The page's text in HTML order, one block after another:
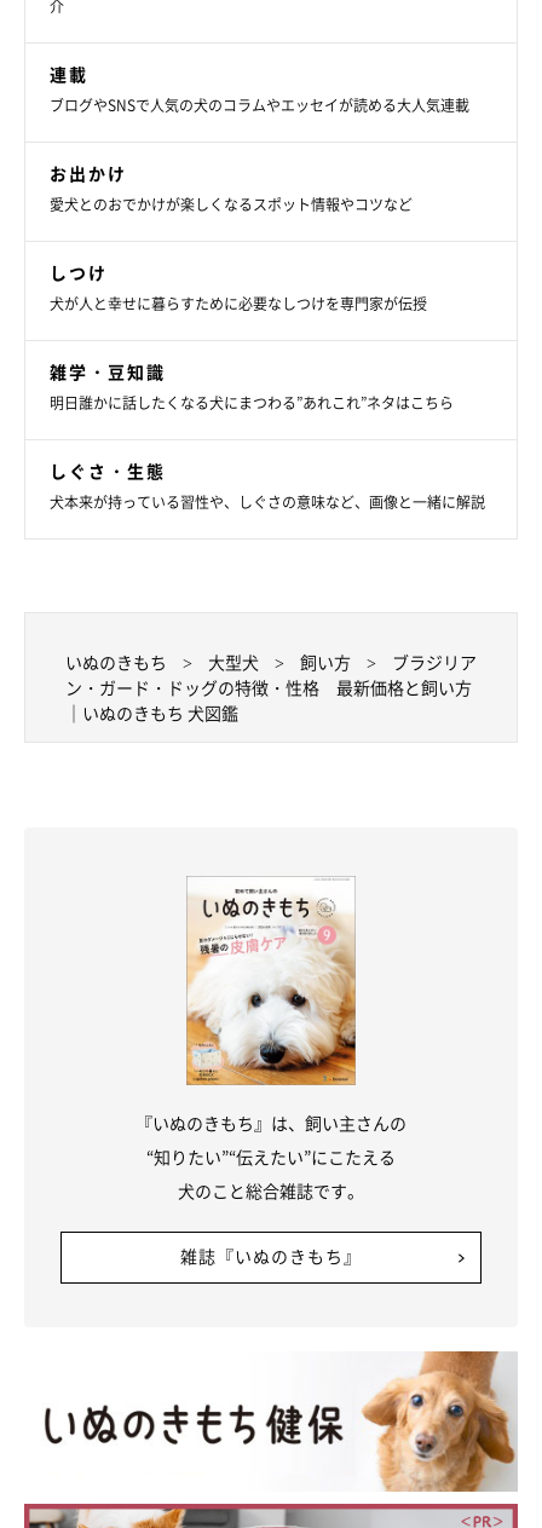
介
連載
ブログやSNSで人気の犬のコラムやエッセイが読める大人気連載
お出かけ
愛犬とのおでかけが楽しくなるスポット情報やコツなど
しつけ
犬が人と幸せに暮らすために必要なしつけを専門家が伝授
雑学・豆知識
明日誰かに話したくなる犬にまつわる”あれこれ”ネタはこちら
しぐさ・生態
犬本来が持っている習性や、しぐさの意味など、画像と一緒に解説
いぬのきもち 大型犬 飼い方
ブラジリア
ン・ガード・ドッグの特徴・性格 最新価格と飼い方
｜いぬのきもち 犬図鑑
『いぬのきもち』は、飼い主さんの
“知りたい”“伝えたい”にこたえる
犬のこと総合雑誌です。
雑誌『いぬのきもち』